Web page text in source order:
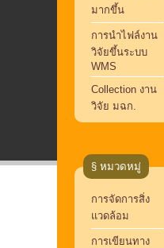
มากขึ้น
การนำไฟล์งาน
วิจัยขึ้นระบบ
WMS
Collection งาน
วิจัย มฉก.
§ หมวดหมู่
การจัดการสิ่ง
แวดล้อม
การเขียนทาง